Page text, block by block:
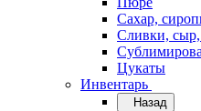
Сахар,
Сливки,
Цукаты
Инвентарь
Назад